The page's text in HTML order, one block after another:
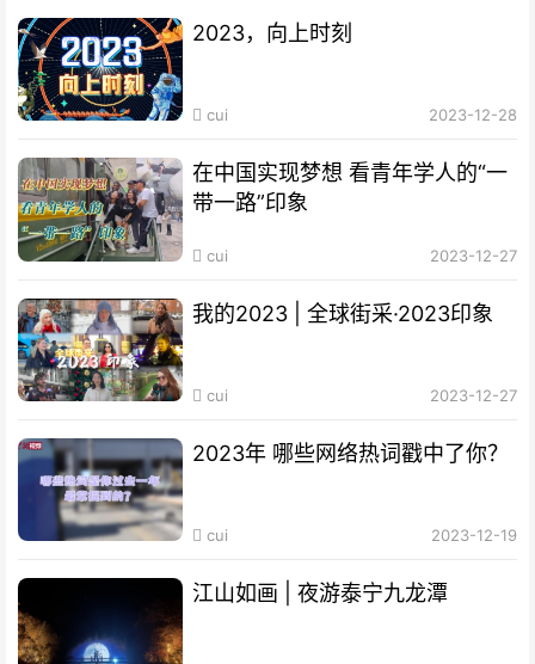
2023，向上时刻
cui 2023-12-28
在中国实现梦想 看青年学人的“一
带一路”印象
cui 2023-12-27
我的2023 | 全球街采·2023印象
cui 2023-12-27
2023年 哪些网络热词戳中了你？
cui 2023-12-19
江山如画 | 夜游泰宁九龙潭